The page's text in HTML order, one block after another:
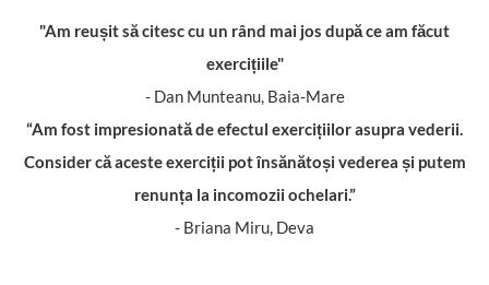
"Am reușit să citesc cu un rând mai jos după ce am făcut
exercițiile"
- Dan Munteanu, Baia-Mare
“Am fost impresionată de efectul exercițiilor asupra vederii.
Consider că aceste exerciții pot însănătoși vederea și putem
renunța la incomozii ochelari.”
- Briana Miru, Deva